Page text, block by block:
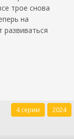
трое снова
на
развиваться
4 серии 2024